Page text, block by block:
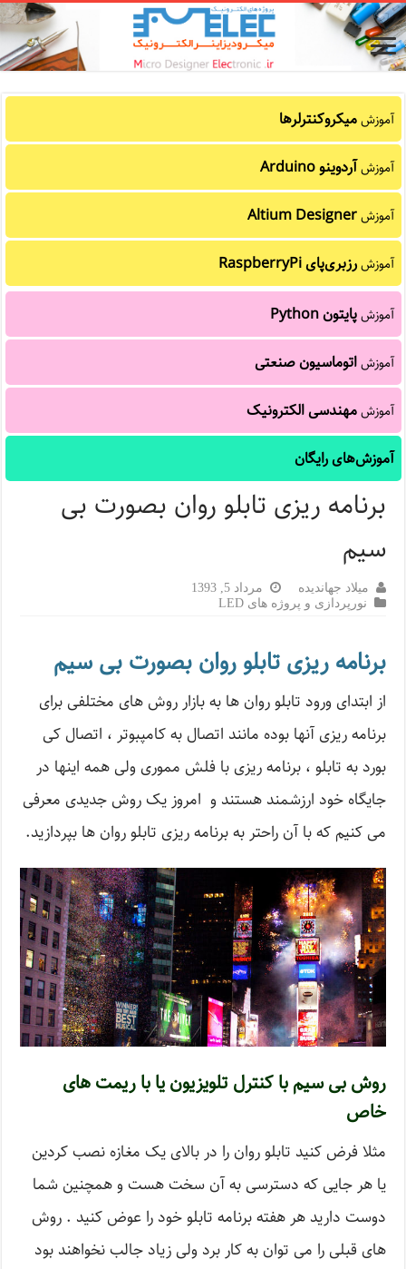
آموزشمیکروکنترلرها
آموزشآردوینو Arduino
آموزشAltium Designer
آموزشرزبری‌پای RaspberryPi
آموزشپایتون Python
آموزشاتوماسیون صنعتی
آموزشمهندسی الکترونیک
آموزش‌های رایگان
برنامه ریزی تابلو روان بصورت بی
سیم
میلاد جهاندیده
مرداد 5, 1393
نورپردازی و پروژه های LED
برنامه ریزی تابلو روان بصورت بی سیم
از ابتدای ورود تابلو روان ها به بازار روش های مختلفی برای
برنامه ریزی آنها بوده مانند اتصال به کامپبوتر ، اتصال کی
بورد به تابلو ، برنامه ریزی با فلش مموری ولی همه اینها در
جایگاه خود ارزشمند هستند و امروز یک روش جدیدی معرفی
می کنیم که با آن راحتر به برنامه ریزی تابلو روان ها بپردازید.
روش بی سیم با کنترل تلویزیون یا با ریمت های
خاص
مثلا فرض کنید تابلو روان را در بالای یک مغازه نصب کردین
یا هر جایی که دسترسی به آن سخت هست و همچنین شما
دوست دارید هر هفته برنامه تابلو خود را عوض کنید . روش
های قبلی را می توان به کار برد ولی زیاد جالب نخواهند بود